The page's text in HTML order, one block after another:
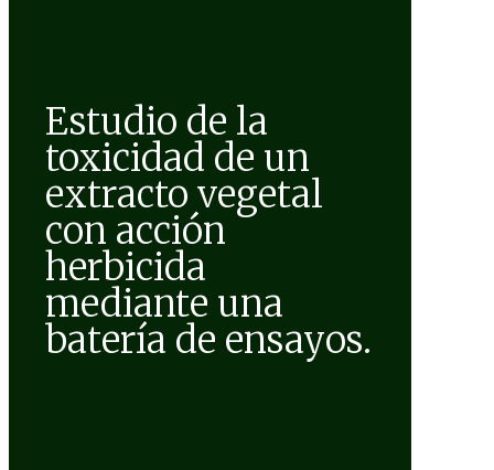
Estudio de la
toxicidad de un
extracto vegetal
con acción
herbicida
mediante una
batería de ensayos.